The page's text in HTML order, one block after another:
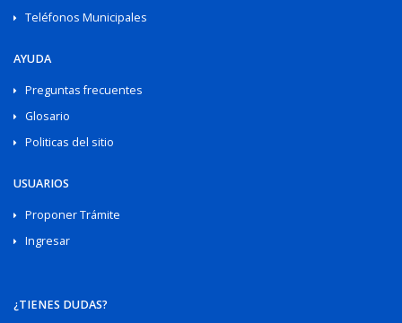
Teléfonos Municipales
AYUDA
Preguntas frecuentes
Glosario
Politicas del sitio
USUARIOS
Proponer Trámite
Ingresar
¿TIENES DUDAS?